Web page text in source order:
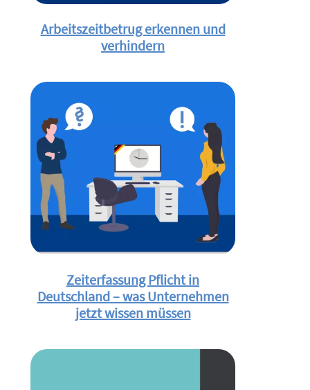
Arbeitszeitbetrug erkennen und
verhindern
Zeiterfassung Pflicht in
Deutschland – was Unternehmen
jetzt wissen müssen